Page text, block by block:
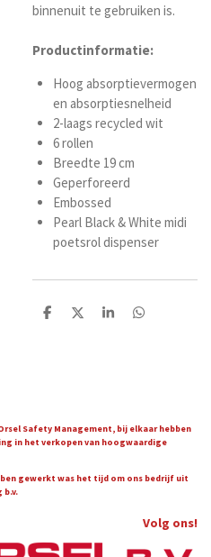
binnenuit te gebruiken is.
Productinformatie:
Hoog absorptievermogen
en absorptiesnelheid
2-laags recycled wit
6 rollen
Breedte 19 cm
Geperforeerd
Embossed
Pearl Black & White midi
poetsrol dispenser
D
D
S
D
Safety Management, bij elkaar hebben
in het verkopen van hoogwaardige
gewerkt was het tijd om ons bedrijf uit
b.v.
Volg ons!